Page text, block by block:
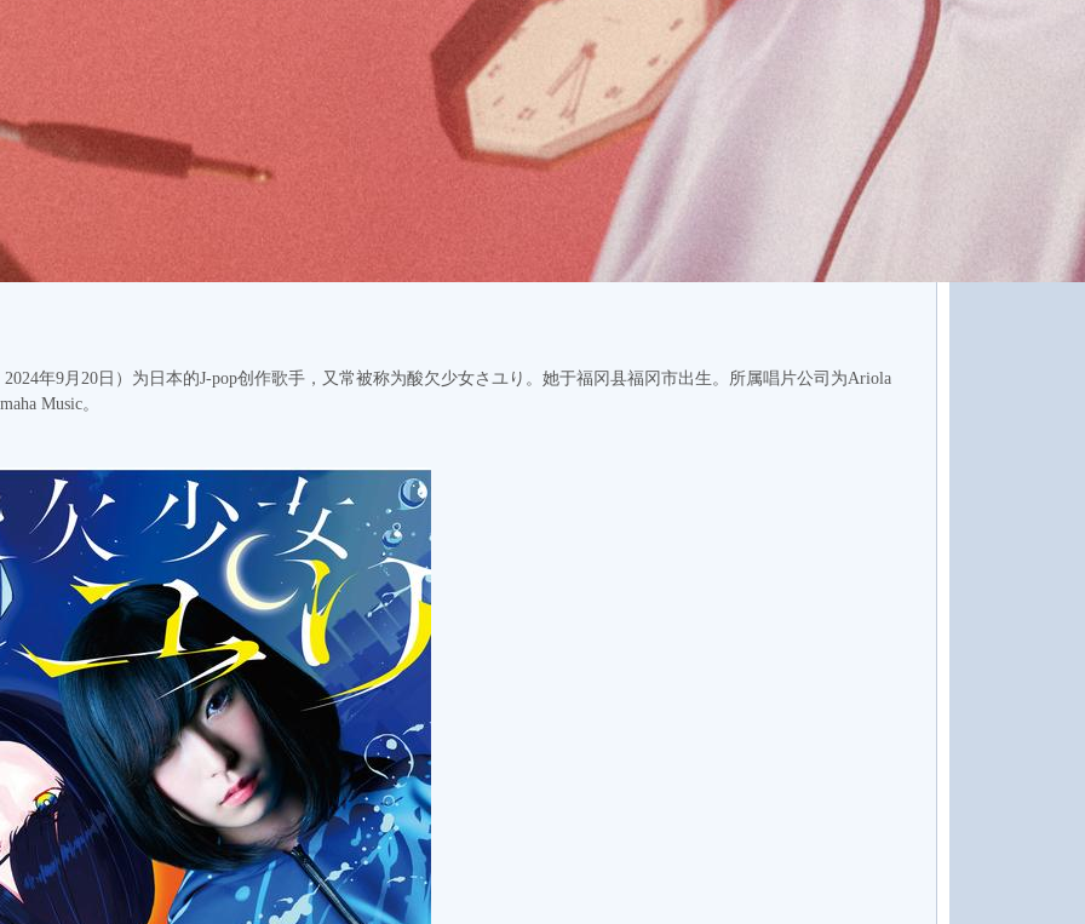
2024年9月20日）为日本的J-pop创作歌手，又常被称为酸欠少女さユり。她于福冈县福冈市出生。所属唱片公司为Ariola
Music。